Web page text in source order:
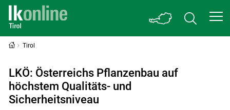
Tirol
LKÖ: Österreichs Pflanzenbau auf
höchstem Qualitäts- und
Sicherheitsniveau